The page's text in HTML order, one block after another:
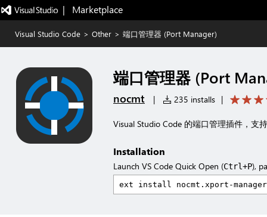
|   Marketplace
Visual Studio Code > Other > 端口管理器 (Port Manager)
端口管理器 (Port
nocmt | 235 installs |
Visual Studio Code 的端口管理插件，支
Installation
Launch VS Code Quick Open (Ctrl+P),